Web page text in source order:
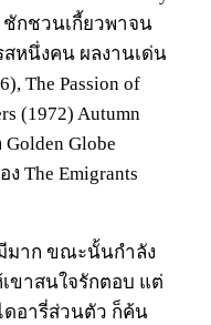
ชักชวนเกี้ยวพาจน
หนึ่งคน ผลงานเด่น
The Passion of
(1972) Autumn
Globe
ง The Emigrants
มาก ขณะนั้นกำลัง
ขาสนใจรักตอบ แต่
อารี่ส่วนตัว ก็ค้น